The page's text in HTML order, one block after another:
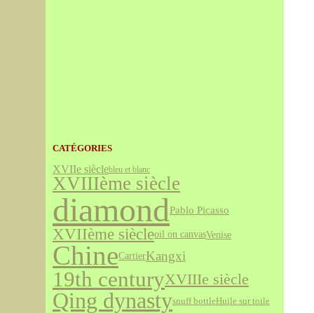
CATÉGORIES
XVIIe sièclebleu et blanc
XVIIIème siècle
diamondPablo Picasso
XVIIème siècleoil on canvasVenise
ChineCartierKangxi
19th centuryXVIIIe siècle
Qing dynastysnuff bottleHuile sur toile